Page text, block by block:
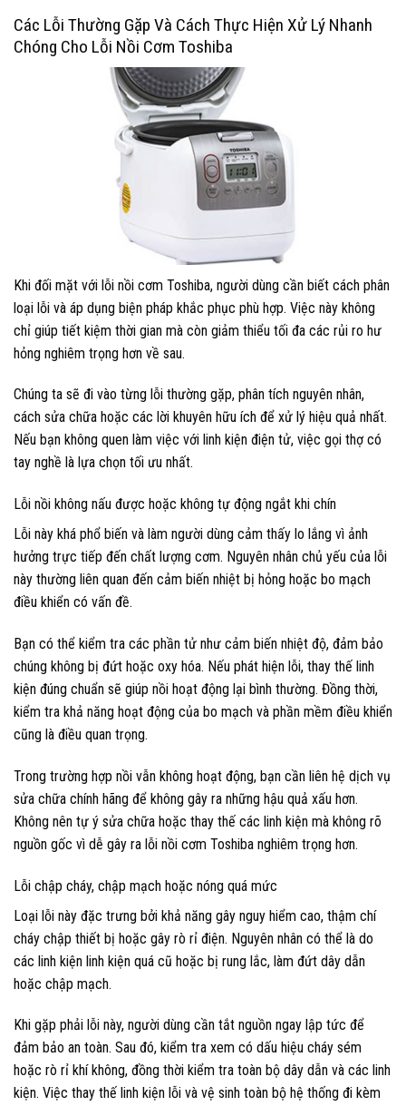
Các Lỗi Thường Gặp Và Cách Thực Hiện Xử Lý Nhanh
Chóng Cho Lỗi Nồi Cơm Toshiba
Khi đối mặt với lỗi nồi cơm Toshiba, người dùng cần biết cách phân
loại lỗi và áp dụng biện pháp khắc phục phù hợp. Việc này không
chỉ giúp tiết kiệm thời gian mà còn giảm thiểu tối đa các rủi ro hư
hỏng nghiêm trọng hơn về sau.
Chúng ta sẽ đi vào từng lỗi thường gặp, phân tích nguyên nhân,
cách sửa chữa hoặc các lời khuyên hữu ích để xử lý hiệu quả nhất.
Nếu bạn không quen làm việc với linh kiện điện tử, việc gọi thợ có
tay nghề là lựa chọn tối ưu nhất.
Lỗi nồi không nấu được hoặc không tự động ngắt khi chín
Lỗi này khá phổ biến và làm người dùng cảm thấy lo lắng vì ảnh
hưởng trực tiếp đến chất lượng cơm. Nguyên nhân chủ yếu của lỗi
này thường liên quan đến cảm biến nhiệt bị hỏng hoặc bo mạch
điều khiển có vấn đề.
Bạn có thể kiểm tra các phần tử như cảm biến nhiệt độ, đảm bảo
chúng không bị đứt hoặc oxy hóa. Nếu phát hiện lỗi, thay thế linh
kiện đúng chuẩn sẽ giúp nồi hoạt động lại bình thường. Đồng thời,
kiểm tra khả năng hoạt động của bo mạch và phần mềm điều khiển
cũng là điều quan trọng.
Trong trường hợp nồi vẫn không hoạt động, bạn cần liên hệ dịch vụ
sửa chữa chính hãng để không gây ra những hậu quả xấu hơn.
Không nên tự ý sửa chữa hoặc thay thế các linh kiện mà không rõ
nguồn gốc vì dễ gây ra lỗi nồi cơm Toshiba nghiêm trọng hơn.
Lỗi chập cháy, chập mạch hoặc nóng quá mức
Loại lỗi này đặc trưng bởi khả năng gây nguy hiểm cao, thậm chí
cháy chập thiết bị hoặc gây rò rỉ điện. Nguyên nhân có thể là do
các linh kiện linh kiện quá cũ hoặc bị rung lắc, làm đứt dây dẫn
hoặc chập mạch.
Khi gặp phải lỗi này, người dùng cần tắt nguồn ngay lập tức để
đảm bảo an toàn. Sau đó, kiểm tra xem có dấu hiệu cháy sém
hoặc rò rỉ khí không, đồng thời kiểm tra toàn bộ dây dẫn và các linh
kiện. Việc thay thế linh kiện lỗi và vệ sinh toàn bộ hệ thống đi kèm